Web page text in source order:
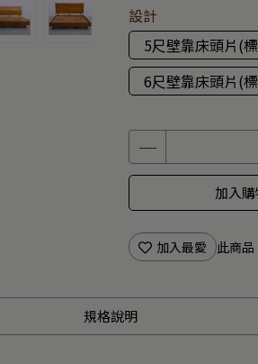
設計
5尺壁靠床頭片(
6尺壁靠床頭片(
加入
加入最愛 此商
規格說明